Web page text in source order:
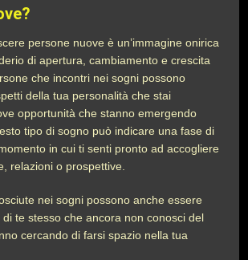
persone nuove è un’immagine onirica
di apertura, cambiamento e crescita
che incontri nei sogni possono
della tua personalità che stai
opportunità che stanno emergendo
tipo di sogno può indicare una fase di
in cui ti senti pronto ad accogliere
relazioni o prospettive.
nei sogni possono anche essere
te stesso che ancora non conosci del
cercando di farsi spazio nella tua